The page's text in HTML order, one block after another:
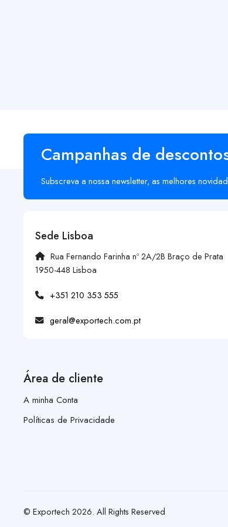
Campanhas de
Subscreva a nossa newsletter, as melhores
Sede Lisboa
Rua Fernando Farinha nº 2A/2B Braço de Prata
1950-448 Lisboa
+351 210 353 555
geral@exportech.com.pt
Área de cliente
A minha Conta
Políticas de Privacidade
© Exportech 2026. All Rights Reserved